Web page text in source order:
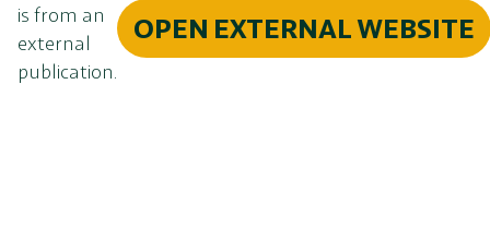
is from an
external
publication.
OPEN EXTERNAL WEBSITE